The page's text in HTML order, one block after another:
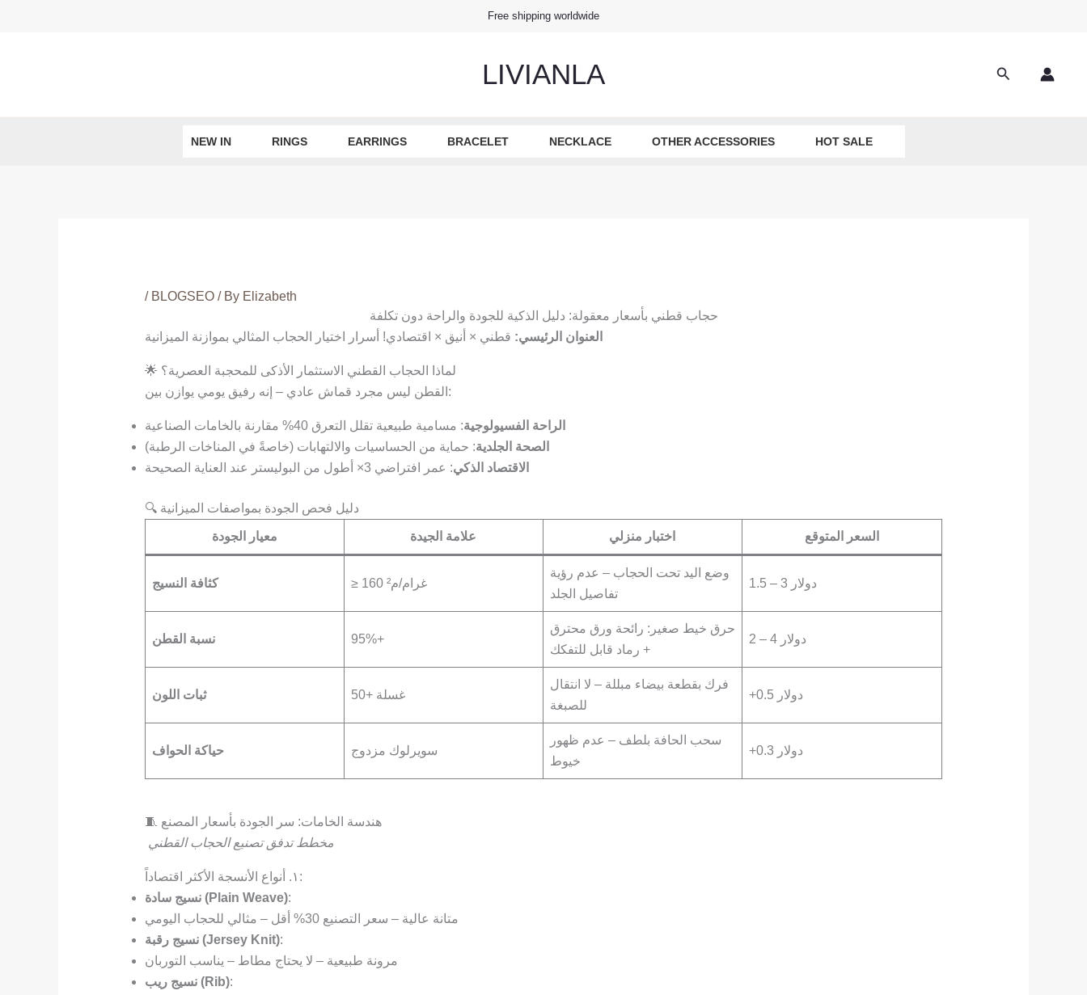
Free shipping worldwide
LIVIANLA Search
NEW IN RINGS EARRINGS BRACELET NECKLACE OTHER ACCESSORIES HOT SALE
/ BLOGSEO/ By Elizabeth
حجاب قطني بأسعار معقولة: دليل الذكية للجودة والراحة دون تكلفة
العنوان الرئيسي: قطني × أنيق × اقتصادي! أسرار اختيار الحجاب المثالي بموازنة الميزانية
🌟 لماذا الحجاب القطني الاستثمار الأذكى للمحجبة العصرية؟
القطن ليس مجرد قماش عادي – إنه رفيق يومي يوازن بين:
الراحة الفسيولوجية: مسامية طبيعية تقلل التعرق 40% مقارنة بالخامات الصناعية
الصحة الجلدية: حماية من الحساسيات والالتهابات (خاصةً في المناخات الرطبة)
الاقتصاد الذكي: عمر افتراضي 3× أطول من البوليستر عند العناية الصحيحة
🔍 دليل فحص الجودة بمواصفات الميزانية
معيار الجودة علامة الجيدة اختبار منزلي السعر المتوقع
كثافة النسيج ≥ 160 غرام/م²
وضع اليد تحت الحجاب – عدم رؤية
تفاصيل الجلد
1.5 – 3 دولار
نسبة القطن 95%+
حرق خيط صغير: رائحة ورق محترق
+ رماد قابل للتفكك
2 – 4 دولار
ثبات اللون 50+ غسلة
فرك بقطعة بيضاء مبللة – لا انتقال
للصبغة
+0.5 دولار
حياكة الحواف سويرلوك مزدوج
سحب الحافة بلطف – عدم ظهور
خيوط
+0.3 دولار
🧵 هندسة الخامات: سر الجودة بأسعار المصنع
مخطط تدفق تصنيع الحجاب القطني
١. أنواع الأنسجة الأكثر اقتصاداً:
نسيج سادة (Plain Weave):
متانة عالية – سعر التصنيع 30% أقل – مثالي للحجاب اليومي
نسيج رقبة (Jersey Knit):
مرونة طبيعية – لا يحتاج مطاط – يناسب التوربان
نسيج ريب (Rib):